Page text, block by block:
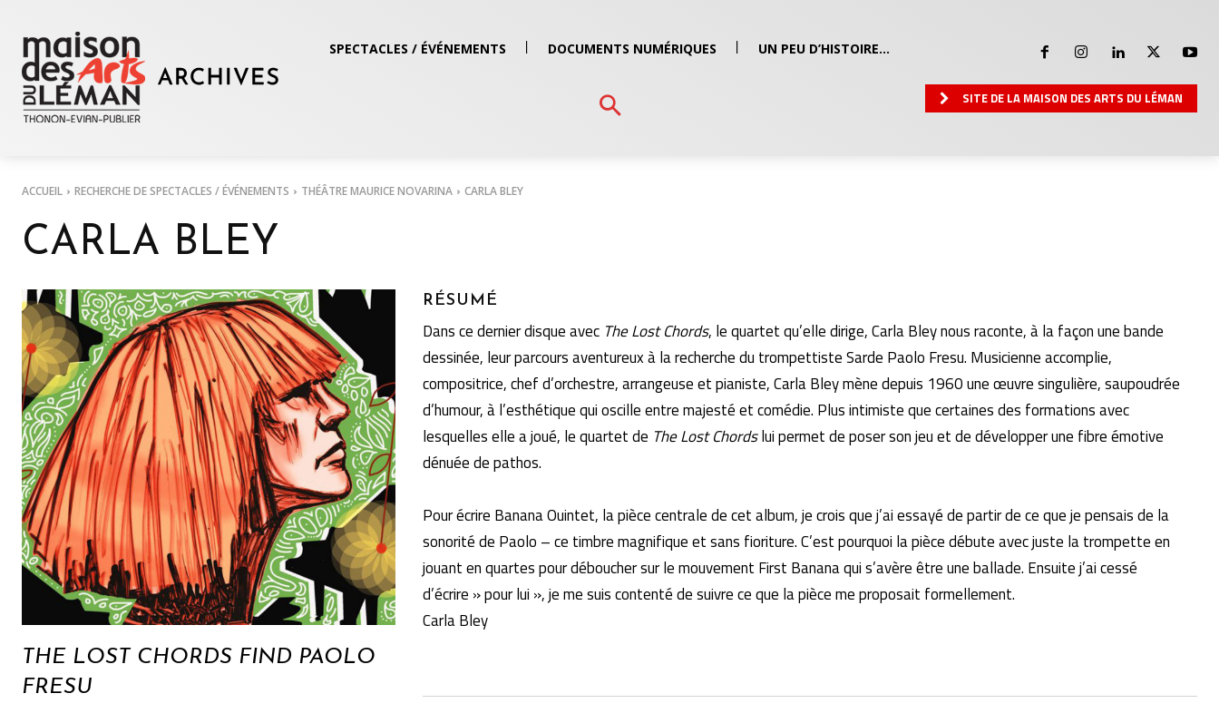
SPECTACLES / ÉVÉNEMENTS DOCUMENTS NUMÉRIQUES UN PEU D’HISTOIRE…
SITE DE LA MAISON DES ARTS DU LÉMAN
ACCUEIL RECHERCHE DE SPECTACLES / ÉVÉNEMENTS THÉÂTRE MAURICE NOVARINA CARLA BLEY
CARLA BLEY
THE LOST CHORDS FIND PAOLO
FRESU
RÉSUMÉ
Dans ce dernier disque avec The Lost Chords, le quartet qu’elle dirige, Carla Bley nous raconte, à la façon une bande
dessinée, leur parcours aventureux à la recherche du trompettiste Sarde Paolo Fresu. Musicienne accomplie,
compositrice, chef d’orchestre, arrangeuse et pianiste, Carla Bley mène depuis 1960 une œuvre singulière, saupoudrée
d’humour, à l’esthétique qui oscille entre majesté et comédie. Plus intimiste que certaines des formations avec
lesquelles elle a joué, le quartet de The Lost Chordslui permet de poser son jeu et de développer une fibre émotive
dénuée de pathos.
Pour écrire Banana Ouintet, la pièce centrale de cet album, je crois que j’ai essayé de partir de ce que je pensais de la
sonorité de Paolo – ce timbre magnifique et sans fioriture. C’est pourquoi la pièce débute avec juste la trompette en
jouant en quartes pour déboucher sur le mouvement First Banana qui s’avère être une ballade. Ensuite j’ai cessé
d’écrire » pour lui », je me suis contenté de suivre ce que la pièce me proposait formellement.
Carla Bley